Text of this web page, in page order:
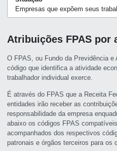
Empresas que expõem seus
Atribuições FPAS por
O FPAS, ou Fundo da Previdência
código que identifica a atividade
trabalhador individual exerce.
É através do FPAS que a Receita
entidades irão receber as
responsabilidade da empresa
abaixo os códigos FPAS
acompanhados dos respectivos
patronais e órgãos terceiros para os